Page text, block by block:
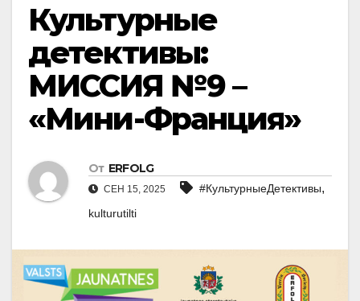
Культурные
детективы:
МИССИЯ №9 –
«Мини-Франция»
От ERFOLG
СЕН 15, 2025 #КультурныеДетективы,
kulturutilti